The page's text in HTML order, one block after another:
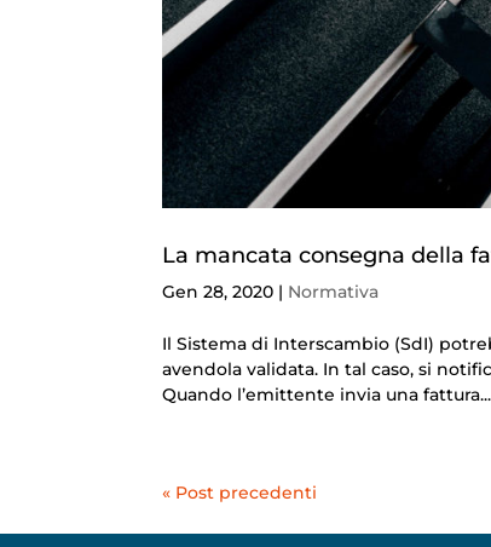
La mancata consegna della
Gen 28, 2020 | Normativa
Il Sistema di Interscambio (SdI)
avendola validata. In tal caso, si
Quando l’emittente invia una fattura...
« Post precedenti